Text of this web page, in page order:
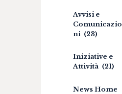
Avvisi e
Comunicazio
ni (23)
Iniziative e
Attività (21)
News Home